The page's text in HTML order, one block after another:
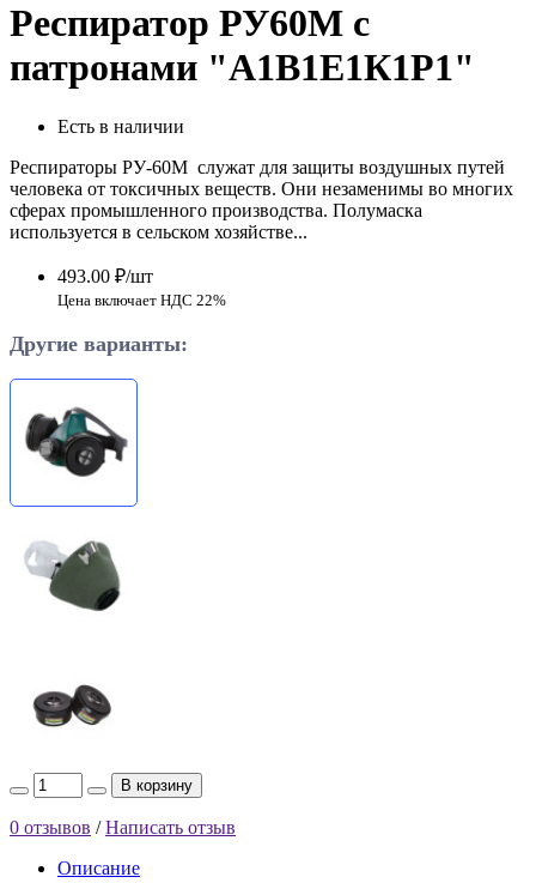
Респиратор РУ60М с
патронами "А1В1Е1К1Р1"
Есть в наличии
Респираторы РУ-60М служат для защиты воздушных путей
человека от токсичных веществ. Они незаменимы во многих
сферах промышленного производства. Полумаска
используется в сельском хозяйстве...
493.00 ₽/шт
Цена включает НДС 22%
Другие варианты:
В корзину
0 отзывов /Написать отзыв
Описание